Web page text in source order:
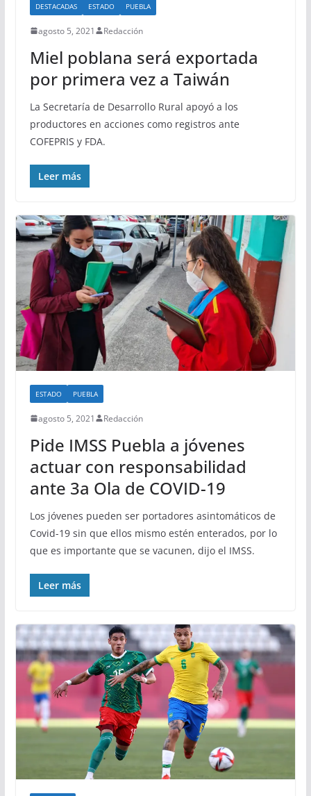
DESTACADAS ESTADO PUEBLA
agosto 5, 2021 Redacción
Miel poblana será exportada
por primera vez a Taiwán
La Secretaría de Desarrollo Rural apoyó a los
productores en acciones como registros ante
COFEPRIS y FDA.
Leer más
ESTADO PUEBLA
agosto 5, 2021 Redacción
Pide IMSS Puebla a jóvenes
actuar con responsabilidad
ante 3a Ola de COVID-19
Los jóvenes pueden ser portadores asintomáticos de
Covid-19 sin que ellos mismo estén enterados, por lo
que es importante que se vacunen, dijo el IMSS.
Leer más